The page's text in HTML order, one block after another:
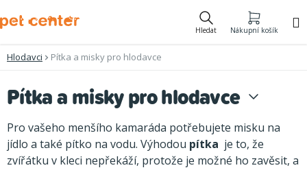
na
Hledat Nákupní košík
Hlodavci Pítka a misky pro hlodavce
Pítka a misky pro hlodavce
Pro vašeho menšího kamaráda potřebujete misku na
jídlo a také pítko na vodu. Výhodou pítka je to, že
zvířátku v kleci nepřekáží, protože je možné ho zavěsit, a